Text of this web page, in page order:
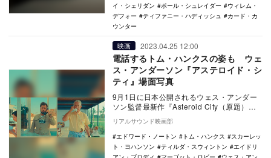
イ・シェリダン
ポール・シュレイダー
ウィレム・
デフォー
ティファニー・ハディッシュ
カード・カ
ウンター
映画 2023.04.25 12:00
電話するトム・ハンクスの姿も ウェ
ス・アンダーソン『アステロイド・シ
ティ』場面写真
9月1日に日本公開されるウェス・アンダー
ソン監督最新作『Asteroid City（原題）』
の邦題が『アステロイド・シティ』に決…
リアルサウンド映画部
エドワード・ノートン
トム・ハンクス
スカーレッ
ト・ヨハンソン
ティルダ・スウィントン
エイドリ